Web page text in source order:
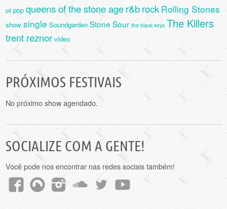
pit pop queens of the stone ager&brock Rolling Stones
show single Soundgarden Stone Sour the black keys The Killers
trent reznor video
PRÓXIMOS FESTIVAIS
No próximo show agendado.
SOCIALIZE COM A GENTE!
Você pode nos encontrar nas redes sociais também!